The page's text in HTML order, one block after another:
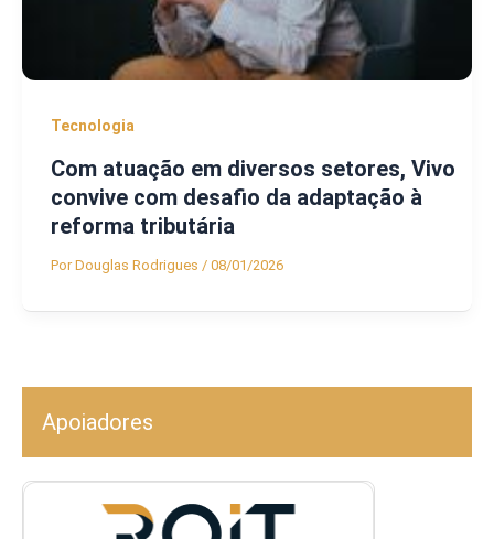
Tecnologia
Com atuação em diversos setores, Vivo
convive com desafio da adaptação à
reforma tributária
PorDouglas Rodrigues / 08/01/2026
Apoiadores